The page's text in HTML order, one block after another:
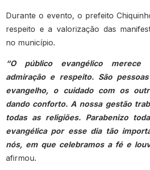
Durante o evento, o prefeito
respeito e a valorização das
no município.
“O público evangélico
admiração e respeito. São
evangelho, o cuidado com os
dando conforto. A nossa gestão
todas as religiões. Parabenizo
evangélica por esse dia tão
nós, em que celebramos a fé e
afirmou.